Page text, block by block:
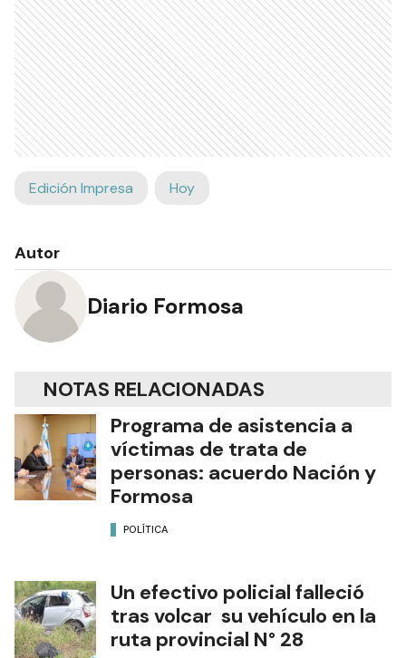
Edición Impresa Hoy
Autor
Diario Formosa
NOTAS RELACIONADAS
Programa de asistencia a
víctimas de trata de
personas: acuerdo Nación y
Formosa
POLÍTICA
Un efectivo policial falleció
tras volcar su vehículo en la
ruta provincial N° 28